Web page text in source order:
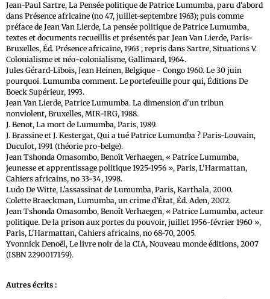
Jean-Paul Sartre, La Pensée politique de Patrice Lumumba, paru d'abord
dans Présence africaine (no 47, juillet-septembre 1963); puis comme
préface de Jean Van Lierde, La pensée politique de Patrice Lumumba,
textes et documents recueillis et présentés par Jean Van Lierde, Paris-
Bruxelles, Éd. Présence africaine, 1963 ; repris dans Sartre, Situations V.
Colonialisme et néo-colonialisme, Gallimard, 1964.
Jules Gérard-Libois, Jean Heinen, Belgique - Congo 1960. Le 30 juin
pourquoi. Lumumba comment. Le portefeuille pour qui, Éditions De
Boeck Supérieur, 1993.
Jean Van Lierde, Patrice Lumumba. La dimension d'un tribun
nonviolent, Bruxelles, MIR-IRG, 1988.
J. Benot, La mort de Lumumba, Paris, 1989.
J. Brassine et J. Kestergat, Qui a tué Patrice Lumumba ? Paris-Louvain,
Duculot, 1991 (théorie pro-belge).
Jean Tshonda Omasombo, Benoît Verhaegen, « Patrice Lumumba,
jeunesse et apprentissage politique 1925-1956 », Paris, L'Harmattan,
Cahiers africains, no 33-34, 1998.
Ludo De Witte, L'assassinat de Lumumba, Paris, Karthala, 2000.
Colette Braeckman, Lumumba, un crime d’État, Éd. Aden, 2002.
Jean Tshonda Omasombo, Benoît Verhaegen, « Patrice Lumumba, acteur
politique. De la prison aux portes du pouvoir, juillet 1956-février 1960 »,
Paris, L'Harmattan, Cahiers africains, no 68-70, 2005.
Yvonnick Denoël, Le livre noir de la CIA, Nouveau monde éditions, 2007
(ISBN 2290017159).
Autres écrits :